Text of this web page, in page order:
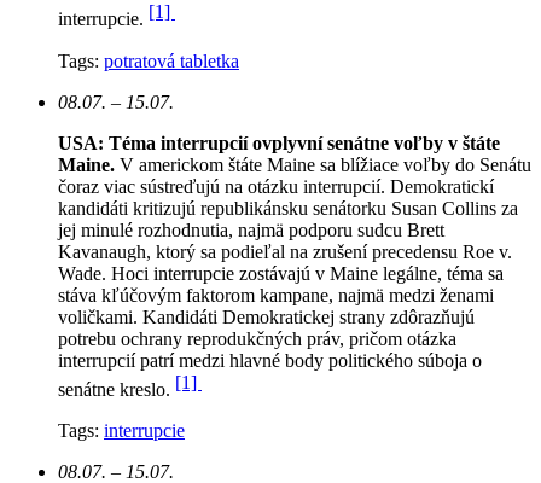
interrupcie. [1]
Tags: potratová tabletka
08.07. – 15.07.
USA: Téma interrupcií ovplyvní senátne voľby v štáte
Maine. V americkom štáte Maine sa blížiace voľby do Senátu
čoraz viac sústreďujú na otázku interrupcií. Demokratickí
kandidáti kritizujú republikánsku senátorku Susan Collins za
jej minulé rozhodnutia, najmä podporu sudcu Brett
Kavanaugh, ktorý sa podieľal na zrušení precedensu Roe v.
Wade. Hoci interrupcie zostávajú v Maine legálne, téma sa
stáva kľúčovým faktorom kampane, najmä medzi ženami
voličkami. Kandidáti Demokratickej strany zdôrazňujú
potrebu ochrany reprodukčných práv, pričom otázka
interrupcií patrí medzi hlavné body politického súboja o
senátne kreslo. [1]
Tags: interrupcie
08.07. – 15.07.